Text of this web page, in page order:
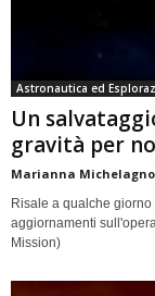
Astronautica ed
Un
gravità per
Marianna
Risale a qualche
aggiornamenti
Mission)